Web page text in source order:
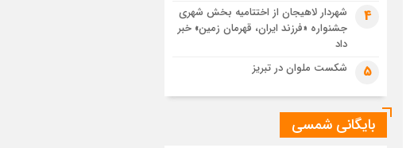
تصاویری از تراکم جمعیت حاضر در میدان
ثورهالعشرین نجف اشرف4
شهردار لاهیجان از اختتامیه بخش شهری
جشنواره «فرزند ایران، قهرمان زمین» خبر
داد
5 شکست ملوان در تبریز
بایگانی شمسی